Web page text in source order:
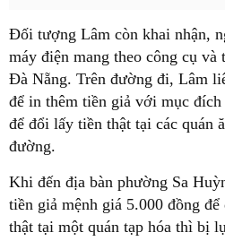
Đối tượng Lâm còn khai nhận,
máy điện mang theo công cụ và
Đà Nẵng. Trên đường đi, Lâm
để in thêm tiền giả với mục
để đổi lấy tiền thật tại các quán
đường.
Khi đến địa bàn phường Sa
tiền giả mệnh giá 5.000 đồng
thật tại một quán tạp hóa thì bị